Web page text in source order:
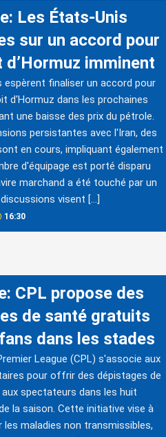
Les États-Unis
sur un accord pour
d’Hormuz imminent
espèrent finaliser un accord pour
d'Hormuz dans les prochaines
une baisse des prix du pétrole.
persistantes avec l'Iran, des
en cours, impliquant également
d'équipage est porté disparu
marchand a été touché par un
visent […]
16:30
CPL propose des
de santé gratuits
dans les stades
League (CPL) s'associe aux
pour offrir des dépistages de
spectateurs dans les huit
la saison. Cette initiative vise à
les maladies non transmissibles,